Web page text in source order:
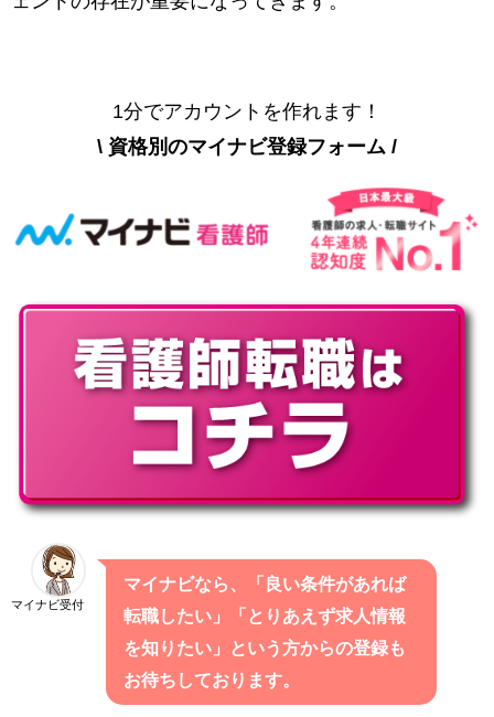
1分でアカウントを作れます！
\ 資格別のマイナビ登録フォーム /
マイナビ受付
マイナビなら、「良い条件があれば
転職したい」「とりあえず求人情報
を知りたい」という方からの登録も
お待ちしております。